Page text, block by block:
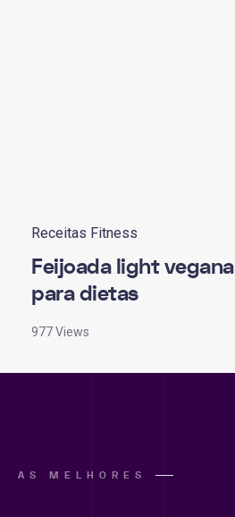
Receitas Fitness
Feijoada light vegana
para dietas
977 Views
AS MELHORES